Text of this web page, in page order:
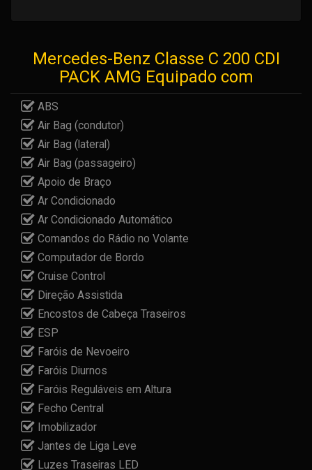
Mercedes-Benz Classe C 200 CDI
PACK AMG Equipado com
ABS
Air Bag (condutor)
Air Bag (lateral)
Air Bag (passageiro)
Apoio de Braço
Ar Condicionado
Ar Condicionado Automático
Comandos do Rádio no Volante
Computador de Bordo
Cruise Control
Direção Assistida
Encostos de Cabeça Traseiros
ESP
Faróis de Nevoeiro
Faróis Diurnos
Faróis Reguláveis em Altura
Fecho Central
Imobilizador
Jantes de Liga Leve
Luzes Traseiras LED